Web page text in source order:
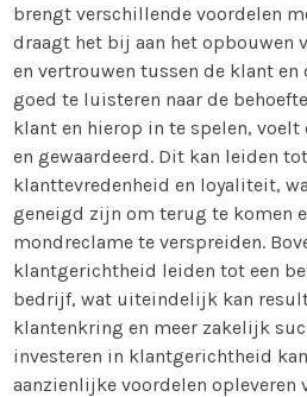
brengt verschillende voordelen
draagt het bij aan het opbouwen
en vertrouwen tussen de klant en
goed te luisteren naar de
klant en hierop in te spelen,
en gewaardeerd. Dit kan leiden
klanttevredenheid en loyaliteit,
geneigd zijn om terug te komen
mondreclame te verspreiden.
klantgerichtheid leiden tot een
bedrijf, wat uiteindelijk kan
klantenkring en meer zakelijk
investeren in klantgerichtheid
aanzienlijke voordelen opleveren